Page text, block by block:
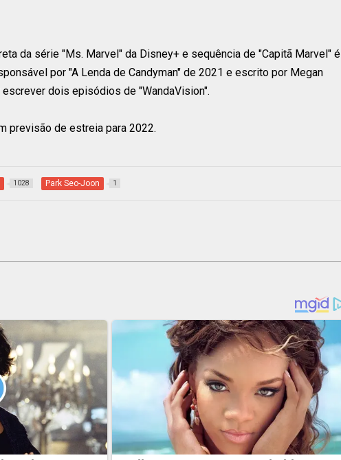
da série "Ms. Marvel" da Disney+ e sequência de "Capitã Marvel" é
por "A Lenda de Candyman" de 2021 e escrito por Megan
dois episódios de "WandaVision".
previsão de estreia para 2022.
1028 Park Seo-Joon 1